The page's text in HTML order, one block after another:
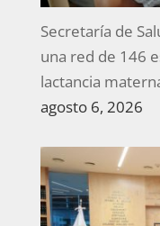
Secretaría de
una red de 146
lactancia
agosto 6, 2026